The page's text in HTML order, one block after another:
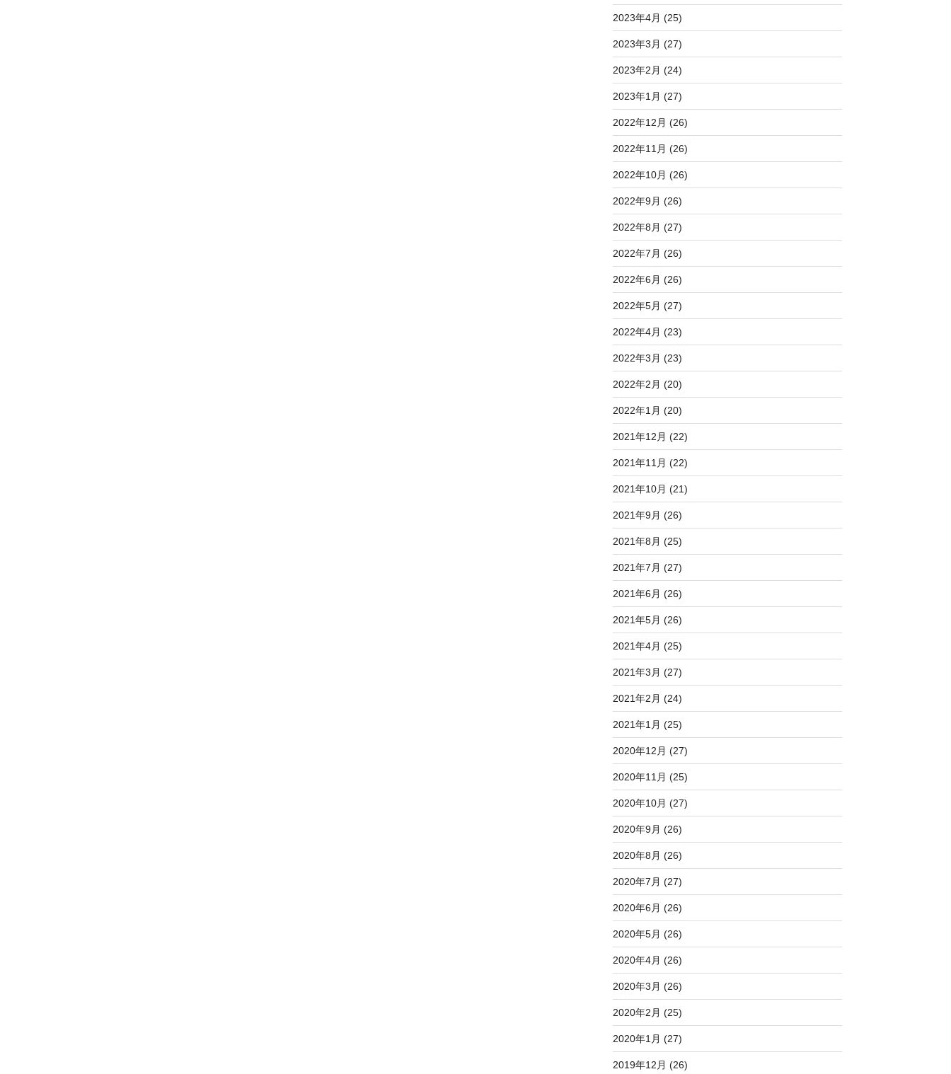
2023年4月 (25)
2023年3月 (27)
2023年2月 (24)
2023年1月 (27)
2022年12月 (26)
2022年11月 (26)
2022年10月 (26)
2022年9月 (26)
2022年8月 (27)
2022年7月 (26)
2022年6月 (26)
2022年5月 (27)
2022年4月 (23)
2022年3月 (23)
2022年2月 (20)
2022年1月 (20)
2021年12月 (22)
2021年11月 (22)
2021年10月 (21)
2021年9月 (26)
2021年8月 (25)
2021年7月 (27)
2021年6月 (26)
2021年5月 (26)
2021年4月 (25)
2021年3月 (27)
2021年2月 (24)
2021年1月 (25)
2020年12月 (27)
2020年11月 (25)
2020年10月 (27)
2020年9月 (26)
2020年8月 (26)
2020年7月 (27)
2020年6月 (26)
2020年5月 (26)
2020年4月 (26)
2020年3月 (26)
2020年2月 (25)
2020年1月 (27)
2019年12月 (26)